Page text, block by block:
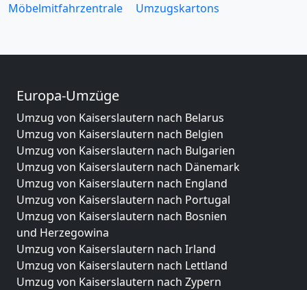
Möbelmitfahrzentrale
Umzugskartons
Europa-Umzüge
Umzug von Kaiserslautern nach Belarus
Umzug von Kaiserslautern nach Belgien
Umzug von Kaiserslautern nach Bulgarien
Umzug von Kaiserslautern nach Dänemark
Umzug von Kaiserslautern nach England
Umzug von Kaiserslautern nach Portugal
Umzug von Kaiserslautern nach Bosnien
und Herzegowina
Umzug von Kaiserslautern nach Irland
Umzug von Kaiserslautern nach Lettland
Umzug von Kaiserslautern nach Zypern